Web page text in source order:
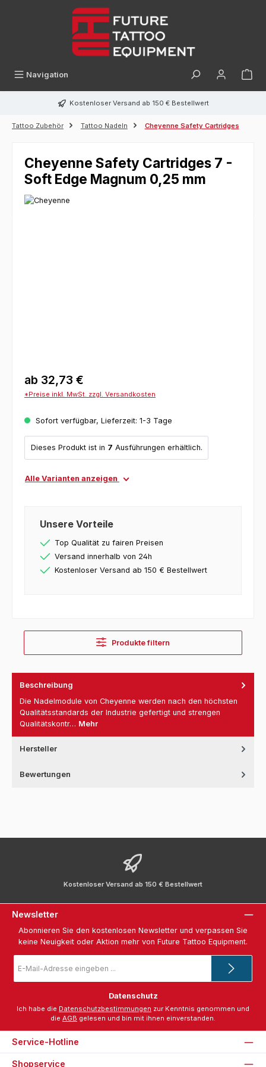
Navigation
Kostenloser Versand ab 150 € Bestellwert
Tattoo Zubehör Tattoo Nadeln Cheyenne Safety Cartridges
Cheyenne Safety Cartridges 7 -
Soft Edge Magnum 0,25 mm
ab 32,73 €
*Preise inkl. MwSt. zzgl. Versandkosten
Sofort verfügbar, Lieferzeit: 1-3 Tage
Dieses Produkt ist in 7 Ausführungen erhältlich.
Alle Varianten anzeigen
Unsere Vorteile
Top Qualität zu fairen Preisen
Versand innerhalb von 24h
Kostenloser Versand ab 150 € Bestellwert
Produkte filtern
Beschreibung
Die Nadelmodule von Cheyenne werden nach den höchsten
Qualitätsstandards der Industrie gefertigt und strengen
Qualitätskontr… Mehr
Hersteller
Bewertungen
Kostenloser Versand ab 150 € Bestellwert
Newsletter
Abonnieren Sie den kostenlosen Newsletter und verpassen Sie
keine Neuigkeit oder Aktion mehr von Future Tattoo Equipment.
Mail-
*
Datenschutz
Ich habe die Datenschutzbestimmungen zur Kenntnis genommen und
die AGB gelesen und bin mit ihnen einverstanden.
Service-Hotline
Shopservice